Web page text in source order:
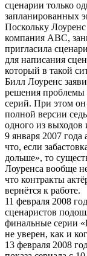
сценарии только
запланированных
Поскольку
компания ABC,
пригласила
для написания
который в такой
Билл Лоуренс
решения проблемы
серий. При этом
полной версии
одного из выходов
9 января 2007 года
что, если
дольше», то
Лоуренса вообще
что контракты
вернётся к работе.
11 февраля 2008
сценаристов
финальные серии
не уверен, как и
13 февраля 2008